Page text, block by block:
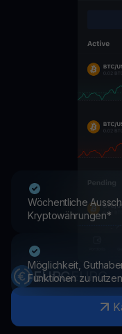
Wöchentliche
Kryptowährungen*
Möglichkeit,
Funktionen zu nutzen
EURCEURC